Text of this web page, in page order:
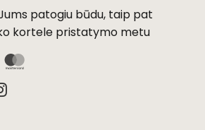
patogiu būdu, taip pat
kortele pristatymo metu